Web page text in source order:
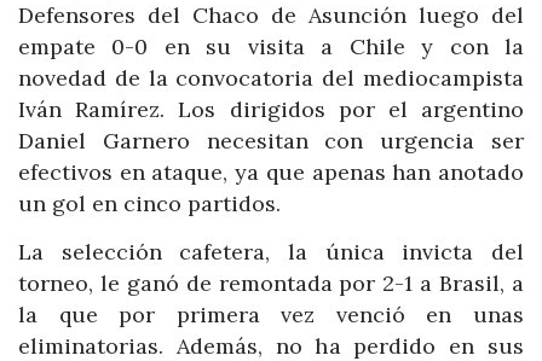
Defensores del Chaco de Asunción luego del
empate 0-0 en su visita a Chile y con la
novedad de la convocatoria del mediocampista
Iván Ramírez. Los dirigidos por el argentino
Daniel Garnero necesitan con urgencia ser
efectivos en ataque, ya que apenas han anotado
un gol en cinco partidos.
La selección cafetera, la única invicta del
torneo, le ganó de remontada por 2-1 a Brasil, a
la que por primera vez venció en unas
eliminatorias. Además, no ha perdido en sus